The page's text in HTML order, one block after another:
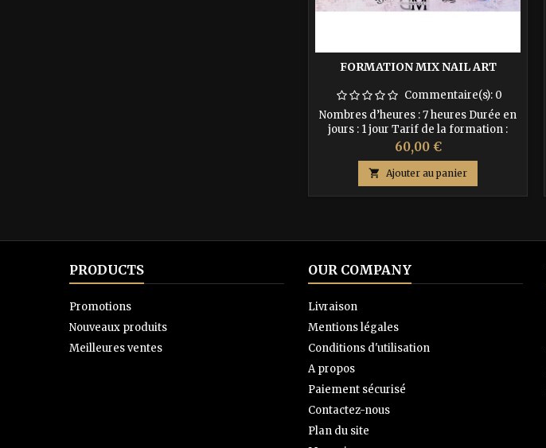
FORMATION MIX NAIL ART
Commentaire(s): 0
Nombres d’heures : 7 heures Durée en
jours : 1 jour Tarif de la formation :
200€ Acompte de 30% à l’inscription
soit 60€ Le solde à régler le 1er jour de
la formation soit : 180€ Dates des
prochaines formations : - le 28 octobre
2024
Prix
60,00 €
 Ajouter au panier
PRODUCTS
Promotions
Nouveaux produits
Meilleures ventes
OUR COMPANY
Livraison
Mentions légales
Conditions d'utilisation
A propos
Paiement sécurisé
Contactez-nous
Plan du site